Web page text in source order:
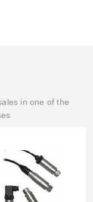
in one of the